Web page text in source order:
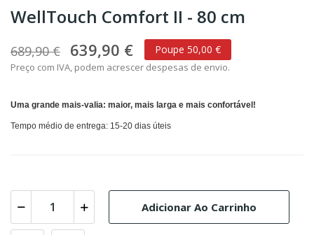
WellTouch Comfort II - 80 cm
689,90 € 639,90 € Poupe 50,00 €
Preço com IVA, podem acrescer despesas de envio.
Uma grande mais-valia: maior, mais larga e mais confortável!
Tempo médio de entrega: 15-20 dias úteis
Adicionar Ao Carrinho